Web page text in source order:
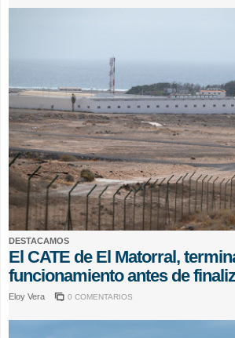
DESTACAMOS
El CATE de El Matorral,
funcionamiento antes de
Eloy Vera 0 COMENTARIOS